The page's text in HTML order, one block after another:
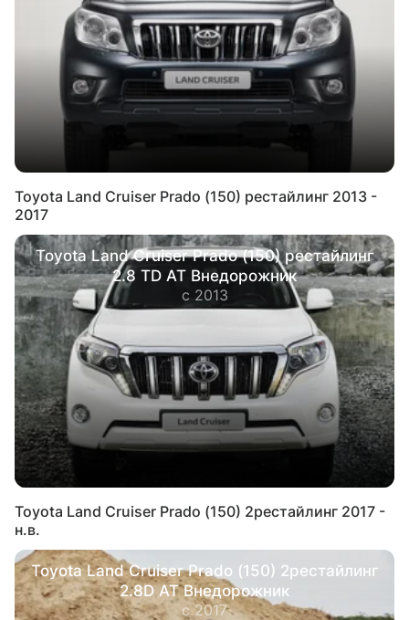
Toyota Land Cruiser Prado (150) рестайлинг 2013 -
2017
Toyota Land Cruiser Prado (150) рестайлинг
2.8 TD AT Внедорожник
с 2013
Toyota Land Cruiser Prado (150) 2рестайлинг 2017 -
н.в.
Toyota Land Cruiser Prado (150) 2рестайлинг
2.8D AT Внедорожник
с 2017